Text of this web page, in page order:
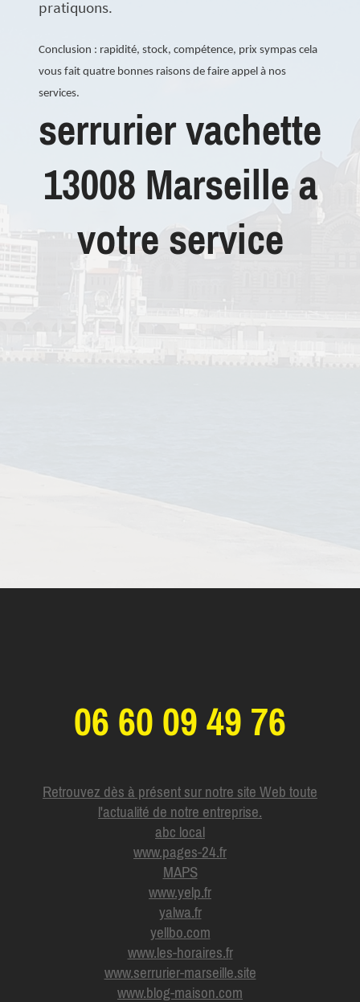
pratiquons.
Conclusion : rapidité, stock, compétence, prix sympas cela
vous fait quatre bonnes raisons de faire appel à nos
services.
serrurier vachette
13008 Marseille a
votre service
06 60 09 49 76
Retrouvez dès à présent sur notre site Web toute
l'actualité de notre entreprise.
abc local
www.pages-24.fr
MAPS
www.yelp.fr
yalwa.fr
yellbo.com
www.les-horaires.fr
www.serrurier-marseille.site
www.blog-maison.com